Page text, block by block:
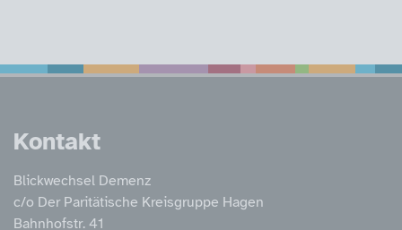
Service
Kontakt
Blickwechsel Demenz
c/o Der Paritätische Kreisgruppe Hagen
Bahnhofstr. 41